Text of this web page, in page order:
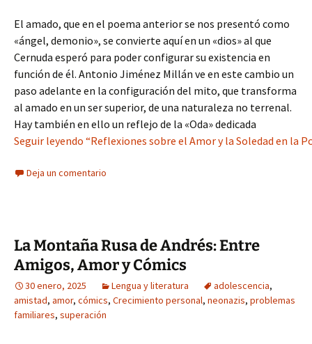
El amado, que en el poema anterior se nos presentó como
«ángel, demonio», se convierte aquí en un «dios» al que
Cernuda esperó para poder configurar su existencia en
función de él. Antonio Jiménez Millán ve en este cambio un
paso adelante en la configuración del mito, que transforma
al amado en un ser superior, de una naturaleza no terrenal.
Hay también en ello un reflejo de la «Oda» dedicada
Seguir leyendo “Reflexiones sobre el Amor y la Soledad en la
Deja un comentario
La Montaña Rusa de Andrés: Entre
Amigos, Amor y Cómics
30 enero, 2025 Lengua y literatura adolescencia,
amistad, amor, cómics, Crecimiento personal, neonazis, problemas
familiares, superación